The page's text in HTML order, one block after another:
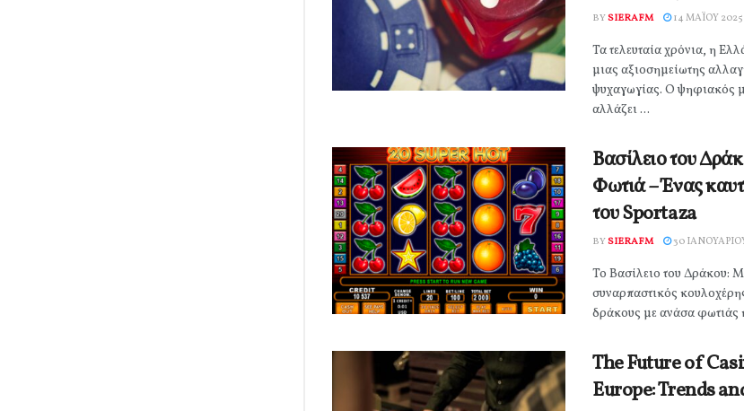
BYSIERAFM 14 ΜΑΪ́ΟΥ 2025
Τα τελευταία χρόνια, η
μιας αξιοσημείωτης
ψυχαγωγίας. Ο ψηφιακός
αλλάζει ...
Βασίλειο του
Φωτιά – Ένας
του Sportaza
BYSIERAFM 30
Το Βασίλειο του Δράκου:
συναρπαστικός
δράκους με ανάσα φωτιάς
The Future of
Europe: Trends